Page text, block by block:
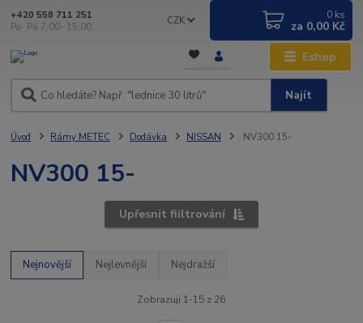
Eshop
CZK
Najít
+420 558 711 251
Po- Pá 7:00- 15:00
0 ks
za 0,00 Kč
Úvod Rámy METEC Dodávka NISSAN NV300 15-
NV300 15-
Upřesnit fiiltrování
Nejnovější Nejlevnější Nejdražší
Zobrazuji 1-15 z 26